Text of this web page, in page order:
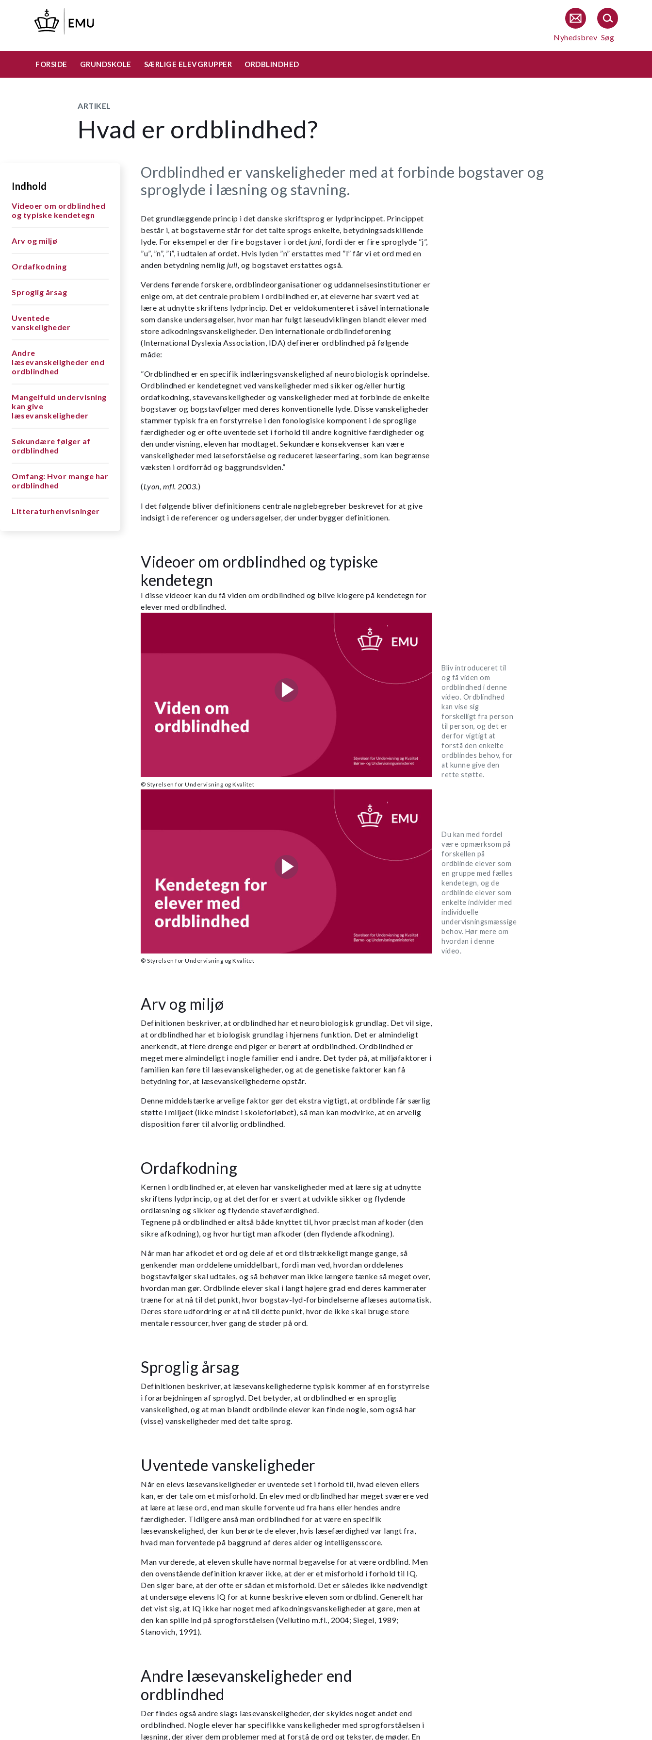
hovedindhold
Nyhedsbrev Søg
FORSIDE GRUNDSKOLE SÆRLIGE ELEVGRUPPER ORDBLINDHED
ARTIKEL
Hvad er ordblindhed?
Indhold
Videoer om ordblindhed
og typiske kendetegn
Arv og miljø
Ordafkodning
Sproglig årsag
Uventede
vanskeligheder
Andre
læsevanskeligheder end
ordblindhed
Mangelfuld undervisning
kan give
læsevanskeligheder
Sekundære følger af
ordblindhed
Omfang: Hvor mange har
ordblindhed
Litteraturhenvisninger
Ordblindhed er vanskeligheder med at forbinde bogstaver og
sproglyde i læsning og stavning.
Det grundlæggende princip i det danske skriftsprog er lydprincippet. Princippet
består i, at bogstaverne står for det talte sprogs enkelte, betydningsadskillende
lyde. For eksempel er der fire bogstaver i ordet juni, fordi der er fire sproglyde ”j”,
”u”, ”n”, ”i”, i udtalen af ordet. Hvis lyden ”n” erstattes med ”l” får vi et ord med en
anden betydning nemlig juli, og bogstavet erstattes også.
Verdens førende forskere, ordblindeorganisationer og uddannelsesinstitutioner er
enige om, at det centrale problem i ordblindhed er, at eleverne har svært ved at
lære at udnytte skriftens lydprincip. Det er veldokumenteret i såvel internationale
som danske undersøgelser, hvor man har fulgt læseudviklingen blandt elever med
store adkodningsvanskeligheder. Den internationale ordblindeforening
(International Dyslexia Association, IDA) definerer ordblindhed på følgende
måde:
”Ordblindhed er en specifik indlæringsvan­skelighed af neurobiologisk oprindelse.
Ordblindhed er kendetegnet ved vanskeligheder med sikker og/eller hurtig
ordafkodning, stavevanskeligheder og vanskelig­heder med at forbinde de enkelte
bog­staver og bogstavfølger med deres konventionelle lyde. Disse vanskeligheder
stammer typisk fra en forstyrrelse i den fonologiske komponent i de sprog­lige
færdigheder og er ofte uventede set i forhold til andre kognitive færdigheder og
den undervisning, eleven har modtaget. Sekundære konsekvenser kan være
vanskeligheder med læseforståelse og reduceret læseerfaring, som kan begrænse
væksten i ordforråd og bag­grundsviden.”
(Lyon, mfl. 2003.)
I det følgende bliver definitionens centrale nøglebegreber beskrevet for at give
indsigt i de referencer og undersøgelser, der underbygger definitionen.
Videoer om ordblindhed og typiske
kendetegn
I disse videoer kan du få viden om ordblindhed og blive klogere på kendetegn for
elever med ordblindhed.
© Styrelsen for Undervisning og Kvalitet
Bliv introduceret til
og få viden om
ordblindhed i denne
video. Ordblindhed
kan vise sig
forskelligt fra person
til person, og det er
derfor vigtigt at
forstå den enkelte
ordblindes behov, for
at kunne give den
rette støtte.
© Styrelsen for Undervisning og Kvalitet
Du kan med fordel
være opmærksom på
forskellen på
ordblinde elever som
en gruppe med fælles
kendetegn, og de
ordblinde elever som
enkelte individer med
individuelle
undervisningsmæssige
behov. Hør mere om
hvordan i denne
video.
Arv og miljø
Definitionen beskriver, at ordblindhed har et neurobiologisk grundlag. Det vil sige,
at ordblindhed har et biologisk grundlag i hjernens funktion. Det er almindeligt
anerkendt, at flere drenge end piger er berørt af ordblindhed. Ordblindhed er
meget mere almindeligt i nogle familier end i andre. Det tyder på, at miljøfaktorer i
familien kan føre til læsevanskeligheder, og at de genetiske faktorer kan få
betydning for, at læsevanskelighederne opstår.
Denne middelstærke arvelige faktor gør det ekstra vigtigt, at ordblinde får særlig
støtte i miljøet (ikke mindst i skoleforløbet), så man kan modvirke, at en arvelig
disposition fører til alvorlig ordblindhed.
Ordafkodning
Kernen i ordblindhed er, at eleven har vanskeligheder med at lære sig at udnytte
skriftens lydprincip, og at det derfor er svært at udvikle sikker og flydende
ordlæsning og sikker og flydende stavefærdighed.
Tegnene på ordblindhed er altså både knyttet til, hvor præcist man afkoder (den
sikre afkodning), og hvor hurtigt man afkoder (den flydende afkodning).
Når man har afkodet et ord og dele af et ord tilstrækkeligt mange gange, så
genkender man orddelene umiddelbart, fordi man ved, hvordan orddelenes
bogstavfølger skal udtales, og så behøver man ikke længere tænke så meget over,
hvordan man gør. Ordblinde elever skal i langt højere grad end deres kammerater
træne for at nå til det punkt, hvor bogstav-lyd-forbindelserne aflæses automatisk.
Deres store udfordring er at nå til dette punkt, hvor de ikke skal bruge store
mentale ressourcer, hver gang de støder på ord.
Sproglig årsag
Definitionen beskriver, at læsevanskelighederne typisk kommer af en forstyrrelse
i forarbejdningen af sproglyd. Det betyder, at ordblindhed er en sproglig
vanskelighed, og at man blandt ordblinde elever kan finde nogle, som også har
(visse) vanskeligheder med det talte sprog.
Uventede vanskeligheder
Når en elevs læsevanskeligheder er uventede set i forhold til, hvad eleven ellers
kan, er der tale om et misforhold. En elev med ordblindhed har meget sværere ved
at lære at læse ord, end man skulle forvente ud fra hans eller hendes andre
færdigheder. Tidligere anså man ordblindhed for at være en specifik
læsevanskelighed, der kun berørte de elever, hvis læsefærdighed var langt fra,
hvad man forventede på baggrund af deres alder og intelligensscore.
Man vurderede, at eleven skulle have normal begavelse for at være ordblind. Men
den ovenstående definition kræver ikke, at der er et misforhold i forhold til IQ.
Den siger bare, at der ofte er sådan et misforhold. Det er således ikke nødvendigt
at undersøge elevens IQ for at kunne beskrive eleven som ordblind. Generelt har
det vist sig, at IQ ikke har noget med afkodningsvanskeligheder at gøre, men at
den kan spille ind på sprogforståelsen (Vellutino m.fl., 2004; Siegel, 1989;
Stanovich, 1991).
Andre læsevanskeligheder end
ordblindhed
Der findes også andre slags læsevanskeligheder, der skyldes noget andet end
ordblindhed. Nogle elever har specifikke vanskeligheder med sprogforståelsen i
læsning, der giver dem problemer med at forstå de ord og tekster, de møder. En